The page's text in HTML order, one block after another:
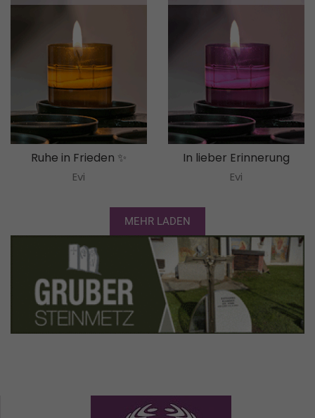
Ruhe in Frieden ✨
Evi
In lieber Erinnerung
Evi
MEHR LADEN